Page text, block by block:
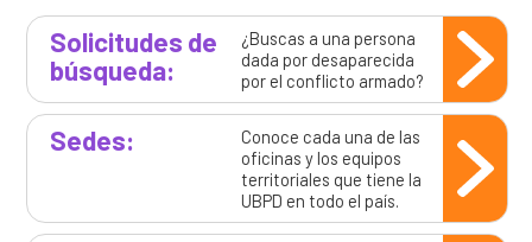
Solicitudes de
búsqueda:
¿Buscas a una persona
dada por desaparecida
por el conflicto armado?
Sedes:
Conoce cada una de las
oficinas y los equipos
territoriales que tiene la
UBPD en todo el país.